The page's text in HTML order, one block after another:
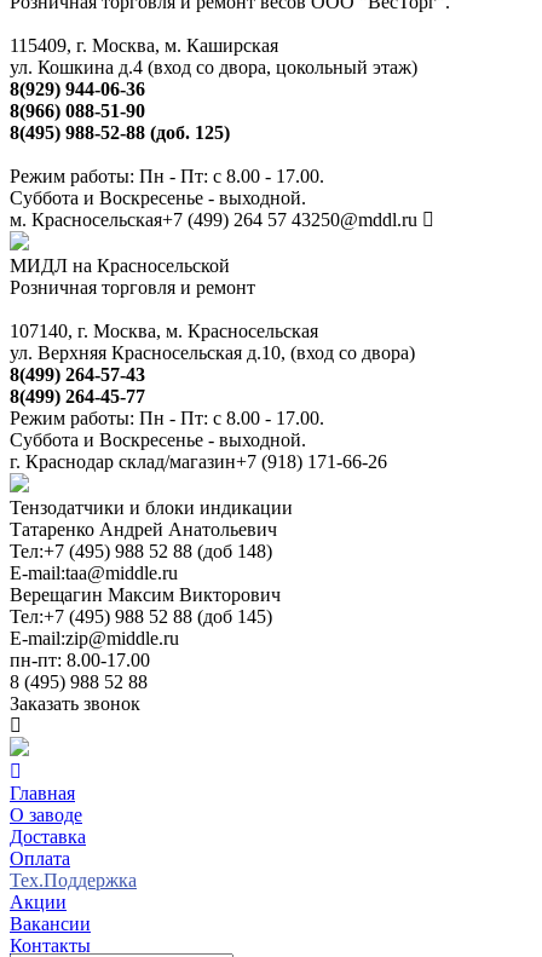
115409, г. Москва, м. Каширская
ул. Кошкина д.4 (вход со двора, цокольный этаж)
8(929) 944-06-36
8(966) 088-51-90
8(495) 988-52-88 (доб. 125)
Режим работы: Пн - Пт: с 8.00 - 17.00.
Суббота и Воскресенье - выходной.
м. Красносельская+7 (499) 264 57 43250@mddl.ru
МИДЛ на Красносельской
Розничная торговля и ремонт
107140, г. Москва, м. Красносельская
ул. Верхняя Красносельская д.10, (вход со двора)
8(499) 264-57-43
8(499) 264-45-77
Режим работы: Пн - Пт: с 8.00 - 17.00.
Суббота и Воскресенье - выходной.
г. Краснодар склад/магазин+7 (918) 171-66-26
Тензодатчики и блоки индикации
Татаренко Андрей Анатольевич
Тел:+7 (495) 988 52 88 (доб 148)
E-mail:taa@middle.ru
Верещагин Максим Викторович
Тел:+7 (495) 988 52 88 (доб 145)
E-mail:zip@middle.ru
пн-пт: 8.00-17.00
8 (495) 988 52 88
Заказать звонок
Главная
О заводе
Доставка
Оплата
Тех.Поддержка
Акции
Вакансии
Контакты